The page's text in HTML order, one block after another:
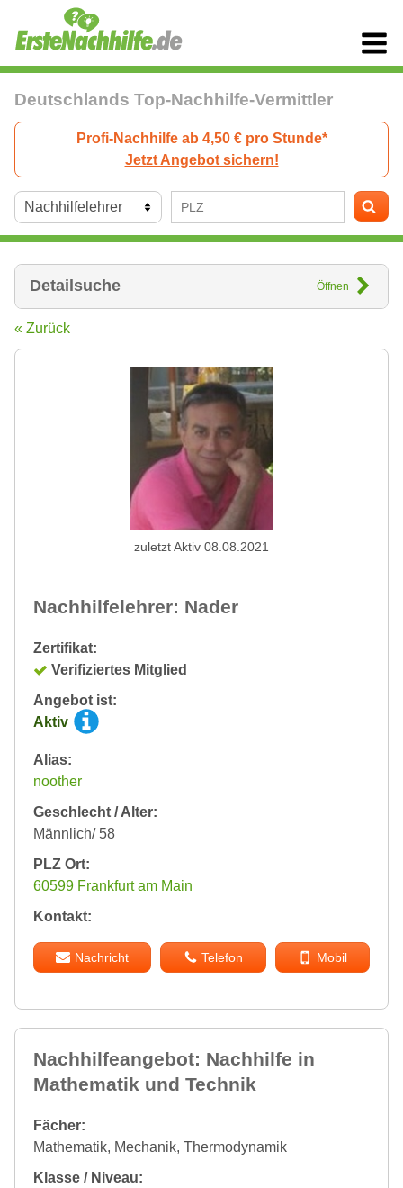
Deutschlands Top-Nachhilfe-Vermittler
Profi-Nachhilfe ab 4,50 € pro Stunde*
Jetzt Angebot sichern!
Detailsuche Öffnen
« Zurück
Nachhilfelehrer: Nader
Zertifikat:
Verifiziertes Mitglied
Angebot ist:
Aktiv
Alias:
noother
Geschlecht / Alter:
Männlich/ 58
PLZ Ort:
60599 Frankfurt am Main
Kontakt:
Nachricht Telefon Mobil
zuletzt Aktiv 08.08.2021
Nachhilfeangebot: Nachhilfe in
Mathematik und Technik
Fächer:
Mathematik, Mechanik, Thermodynamik
Klasse / Niveau: